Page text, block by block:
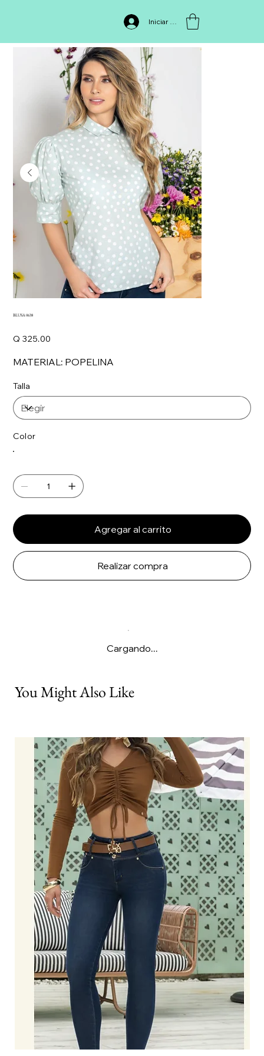
Iniciar sesión
BLUSA 0638
Q 325.00
MATERIAL: POPELINA
Talla
Color
Agregar al carrito
Realizar compra
Cargando...
You Might Also Like